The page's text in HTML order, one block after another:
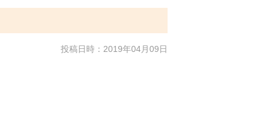
投稿日時：2019年04月09日